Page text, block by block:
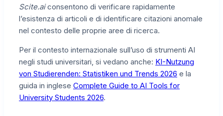
Scite.aiconsentono di verificare rapidamente
l’esistenza di articoli e di identificare citazioni anomale
nel contesto delle proprie aree di ricerca.
Per il contesto internazionale sull’uso di strumenti AI
negli studi universitari, si vedano anche: KI-Nutzung
von Studierenden: Statistiken und Trends 2026 e la
guida in inglese Complete Guide to AI Tools for
University Students 2026.